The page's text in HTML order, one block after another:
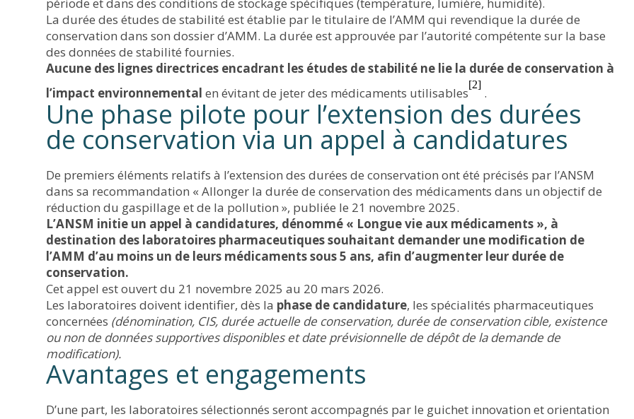
période et dans des conditions de stockage spécifiques (température, lumière, humidité).
La durée des études de stabilité est établie par le titulaire de l’AMM qui revendique la durée de
conservation dans son dossier d’AMM. La durée est approuvée par l’autorité compétente sur la base
des données de stabilité fournies.
Aucune des lignes directrices encadrant les études de stabilité ne lie la durée de conservation à
l’impact environnemental en évitant de jeter des médicaments utilisables
[2]
.
Une phase pilote pour l’extension des durées
de conservation via un appel à candidatures
De premiers éléments relatifs à l’extension des durées de conservation ont été précisés par l’ANSM
dans sa recommandation « Allonger la durée de conservation des médicaments dans un objectif de
réduction du gaspillage et de la pollution », publiée le 21 novembre 2025.
L’ANSM initie un appel à candidatures, dénommé « Longue vie aux médicaments », à
destination des laboratoires pharmaceutiques souhaitant demander une modification de
l’AMM d’au moins un de leurs médicaments sous 5 ans, afin d’augmenter leur durée de
conservation.
Cet appel est ouvert du 21 novembre 2025 au 20 mars 2026.
Les laboratoires doivent identifier, dès la phase de candidature, les spécialités pharmaceutiques
concernées (dénomination, CIS, durée actuelle de conservation, durée de conservation cible, existence
ou non de données supportives disponibles et date prévisionnelle de dépôt de la demande de
modification).
Avantages et engagements
D’une part, les laboratoires sélectionnés seront accompagnés par le guichet innovation et orientation